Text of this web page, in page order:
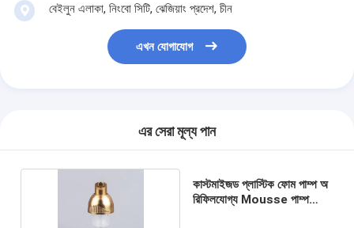
বেইলুন এলাকা, নিংবো সিটি, ঝেজিয়াং প্রদেশ, চীন
এখন যোগাযোগ
এর সেরা মূল্য পান
কাস্টমাইজড প্লাস্টিক ফোম পাম্প অ
রিফিলযোগ্য Mousse পাম্প